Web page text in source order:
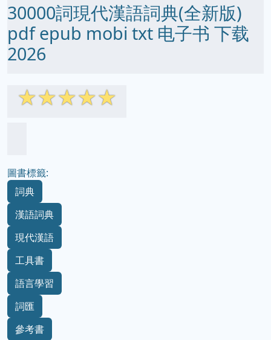
30000詞現代漢語詞典(全新版)
pdf epub mobi txt 电子书 下载
2026
☆☆☆☆☆
圖書標籤:
詞典
漢語詞典
現代漢語
工具書
語言學習
詞匯
參考書